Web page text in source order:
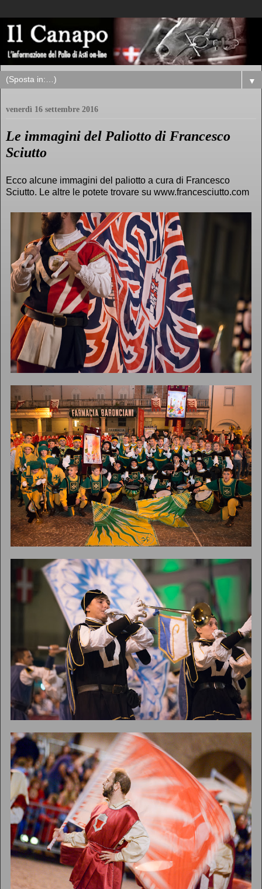
▼
venerdì 16 settembre 2016
Le immagini del Paliotto di Francesco
Sciutto
Ecco alcune immagini del paliotto a cura di Francesco
Sciutto. Le altre le potete trovare su www.francesciutto.com